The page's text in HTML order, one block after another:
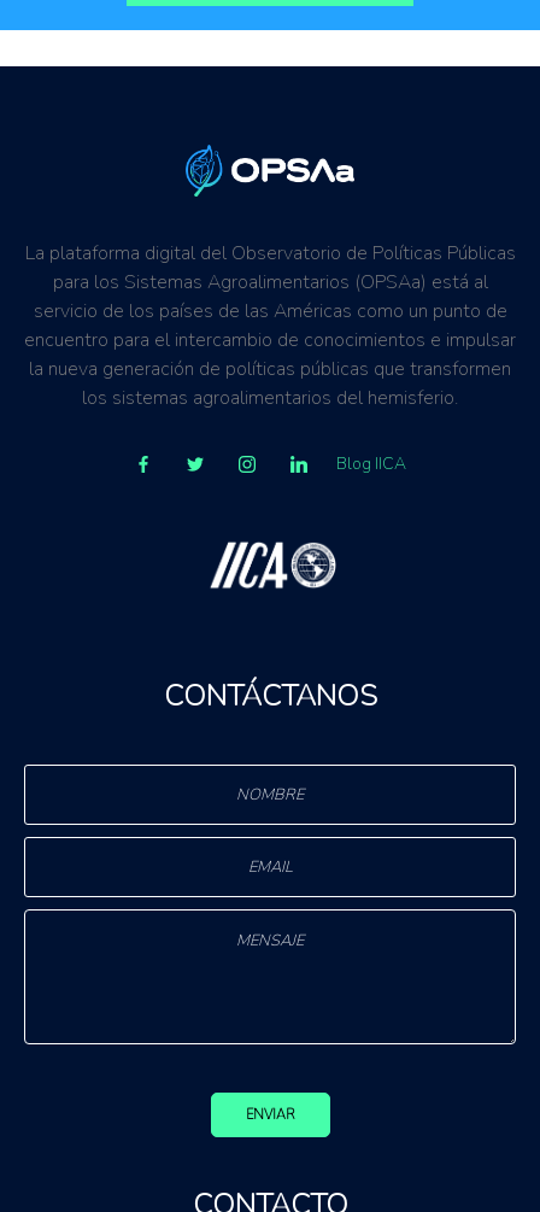
La plataforma digital del Observatorio de Políticas Públicas
para los Sistemas Agroalimentarios (OPSAa) está al
servicio de los países de las Américas como un punto de
encuentro para el intercambio de conocimientos e impulsar
la nueva generación de políticas públicas que transformen
los sistemas agroalimentarios del hemisferio.
Blog IICA
CONTÁCTANOS
ENVIAR